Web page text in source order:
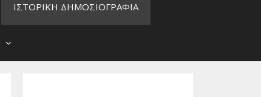
ΙΣΤΟΡΙΚΗ ΔΗΜΟΣΙΟΓΡΑΦΙΑ